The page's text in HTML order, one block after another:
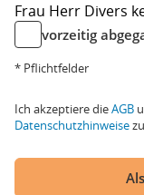
Frau Herr Divers
vorzeitig
* Pflichtfelder
Ich akzeptiere dieAGB
Datenschutzhinweise